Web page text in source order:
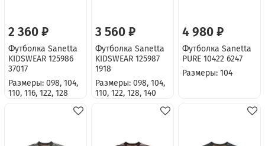
2 360 ₽
Футболка Sanetta
KIDSWEAR 125986
37017
Размеры: 098, 104,
110, 116, 122, 128
3 560 ₽
Футболка Sanetta
KIDSWEAR 125987
1918
Размеры: 098, 104,
110, 122, 128, 140
4 980 ₽
Футболка Sanetta
PURE 10422 6247
Размеры: 104